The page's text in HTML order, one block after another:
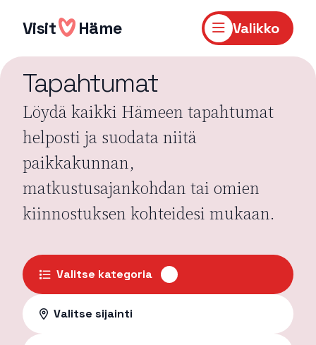
sisältöön
Visit Häme Valikko
Tapahtumat
Löydä kaikki Hämeen tapahtumat
helposti ja suodata niitä
paikkakunnan,
matkustusajankohdan tai omien
kiinnostuksen kohteidesi mukaan.
Valitse kategoria
Valitse sijainti